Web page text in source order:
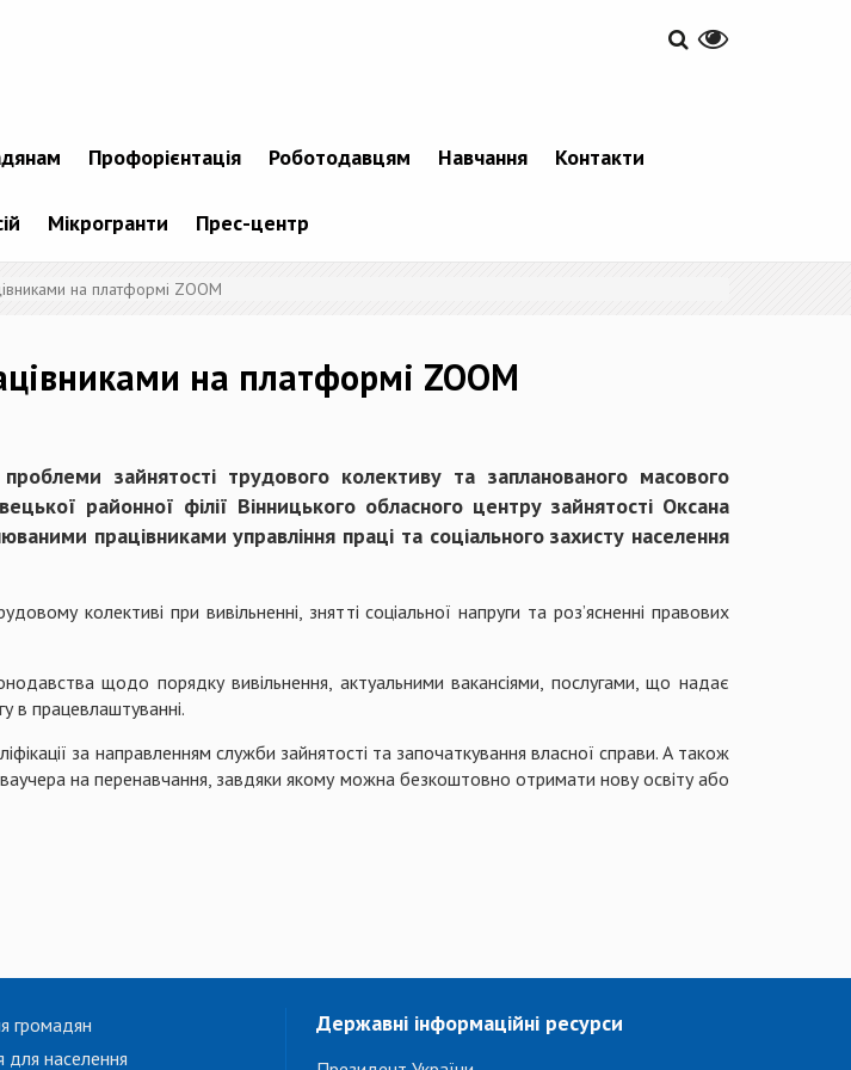
Профорієнтація Роботодавцям Навчання Контакти
Мікрогранти Прес-центр
на платформі ZOOM
на платформі ZOOM
зайнятості трудового колективу та запланованого масового
районної філії Вінницького обласного центру зайнятості Оксана
працівниками управління праці та соціального захисту населення
колективі при вивільненні, знятті соціальної напруги та роз’ясненні правових
щодо порядку вивільнення, актуальними вакансіями, послугами, що надає
в працевлаштуванні.
за направленням служби зайнятості та започаткування власної справи. А також
ваучера на перенавчання, завдяки якому можна безкоштовно отримати нову освіту або
громадян
для населення
Державні інформаційні ресурси